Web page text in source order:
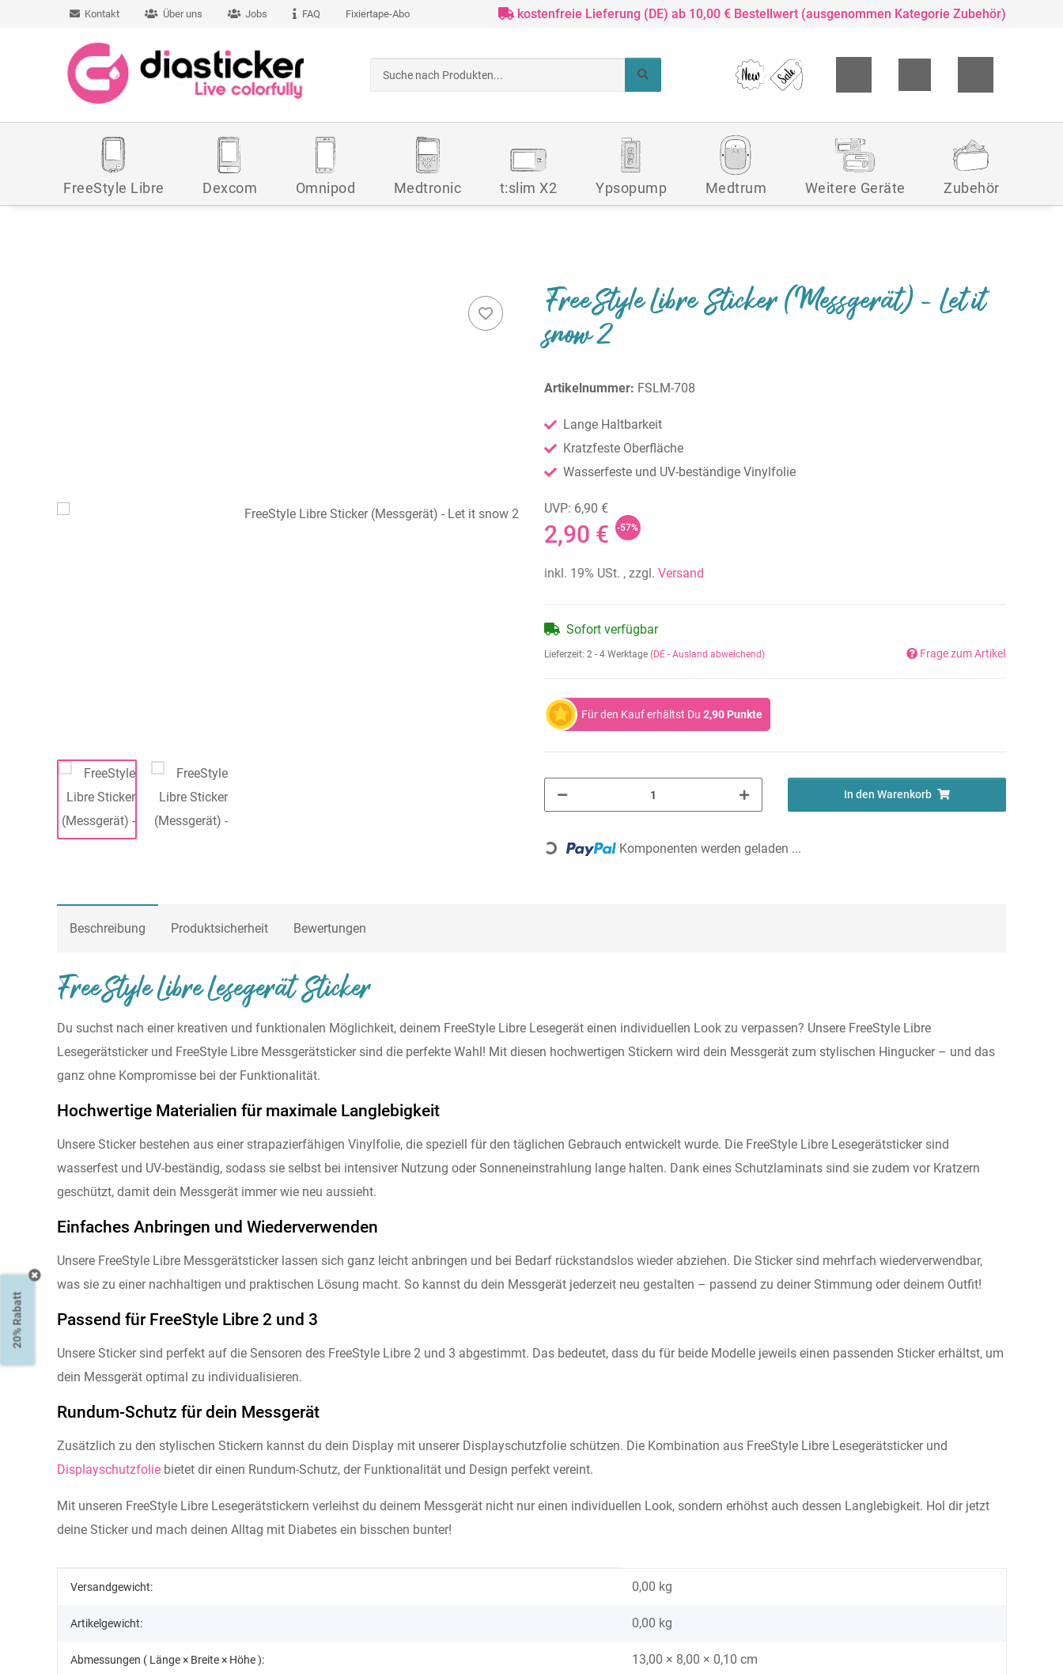
Kontakt Über uns Jobs FAQ Fixiertape-Abo kostenfreie Lieferung (DE) ab 10,00 € Bestellwert (ausgenommen Kategorie Zubehör)
FreeStyle Libre Dexcom Omnipod Medtronic t:slim X2 Ypsopump Medtrum Weitere Geräte Zubehör
FreeStyle Libre Sticker (Messgerät) - Let it
snow 2
Artikelnummer: FSLM-708
Lange Haltbarkeit
Kratzfeste Oberfläche
Wasserfeste und UV-beständige Vinylfolie
UVP: 6,90 €
2,90 € -57%
inkl. 19% USt. , zzgl. Versand
Sofort verfügbar
Lieferzeit: 2 - 4 Werktage (DE - Ausland abweichend) Frage zum Artikel
Für den Kauf erhältst Du 2,90 Punkte
In den Warenkorb
Loading... Komponenten werden geladen ...
Beschreibung Produktsicherheit Bewertungen
FreeStyle Libre Lesegerät Sticker
Du suchst nach einer kreativen und funktionalen Möglichkeit, deinem FreeStyle Libre Lesegerät einen individuellen Look zu verpassen? Unsere FreeStyle Libre
Lesegerätsticker und FreeStyle Libre Messgerätsticker sind die perfekte Wahl! Mit diesen hochwertigen Stickern wird dein Messgerät zum stylischen Hingucker – und das
ganz ohne Kompromisse bei der Funktionalität.
Hochwertige Materialien für maximale Langlebigkeit
Unsere Sticker bestehen aus einer strapazierfähigen Vinylfolie, die speziell für den täglichen Gebrauch entwickelt wurde. Die FreeStyle Libre Lesegerätsticker sind
wasserfest und UV-beständig, sodass sie selbst bei intensiver Nutzung oder Sonneneinstrahlung lange halten. Dank eines Schutzlaminats sind sie zudem vor Kratzern
geschützt, damit dein Messgerät immer wie neu aussieht.
Einfaches Anbringen und Wiederverwenden
Unsere FreeStyle Libre Messgerätsticker lassen sich ganz leicht anbringen und bei Bedarf rückstandslos wieder abziehen. Die Sticker sind mehrfach wiederverwendbar,
was sie zu einer nachhaltigen und praktischen Lösung macht. So kannst du dein Messgerät jederzeit neu gestalten – passend zu deiner Stimmung oder deinem Outfit!
Passend für FreeStyle Libre 2 und 3
Unsere Sticker sind perfekt auf die Sensoren des FreeStyle Libre 2 und 3 abgestimmt. Das bedeutet, dass du für beide Modelle jeweils einen passenden Sticker erhältst, um
dein Messgerät optimal zu individualisieren.
Rundum-Schutz für dein Messgerät
Zusätzlich zu den stylischen Stickern kannst du dein Display mit unserer Displayschutzfolie schützen. Die Kombination aus FreeStyle Libre Lesegerätsticker und
Displayschutzfolie bietet dir einen Rundum-Schutz, der Funktionalität und Design perfekt vereint.
Mit unseren FreeStyle Libre Lesegerätstickern verleihst du deinem Messgerät nicht nur einen individuellen Look, sondern erhöhst auch dessen Langlebigkeit. Hol dir jetzt
deine Sticker und mach deinen Alltag mit Diabetes ein bisschen bunter!
Produkteigenschaft
Wert
Versandgewicht: 0,00 kg
Artikelgewicht: 0,00 kg
Abmessungen ( Länge × Breite × Höhe ): 13,00 × 8,00 × 0,10 cm
20% Rabatt